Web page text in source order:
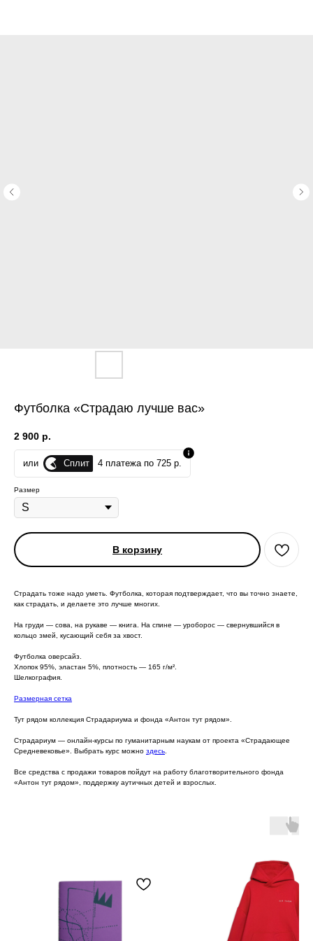
Футболка «Страдаю лучше вас»
2 900 р.
или Сплит 4 платежа по 725 р.
Размер
В корзину
Страдать тоже надо уметь. Футболка, которая подтверждает, что вы точно знаете,
как страдать, и делаете это лучше многих.
На груди — сова, на рукаве — книга. На спине — уроборос — свернувшийся в
кольцо змей, кусающий себя за хвост.
Футболка оверсайз.
Хлопок 95%, эластан 5%, плотность — 165 г/м².
Шелкография.
Размерная сетка
Тут рядом коллекция Страдариума и фонда «Антон тут рядом».
Страдариум — онлайн-курсы по гуманитарным наукам от проекта «Страдающее
Средневековье». Выбрать курс можно здесь
Все средства с продажи товаров пойдут на работу благотворительного фонда
«Антон тут рядом», поддержку аутичных детей и взрослых.